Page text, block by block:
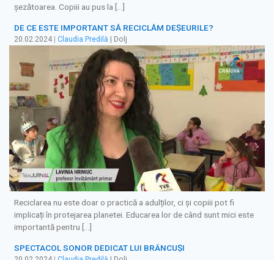
șezătoarea. Copiii au pus la […]
DE CE ESTE IMPORTANT SĂ RECICLĂM DEȘEURILE?
20.02.2024 Claudia Predilă | Dolj
Reciclarea nu este doar o practică a adulților, ci și copiii pot fi
implicați în protejarea planetei. Educarea lor de când sunt mici este
importantă pentru […]
SPECTACOL SONOR DEDICAT LUI BRÂNCUȘI